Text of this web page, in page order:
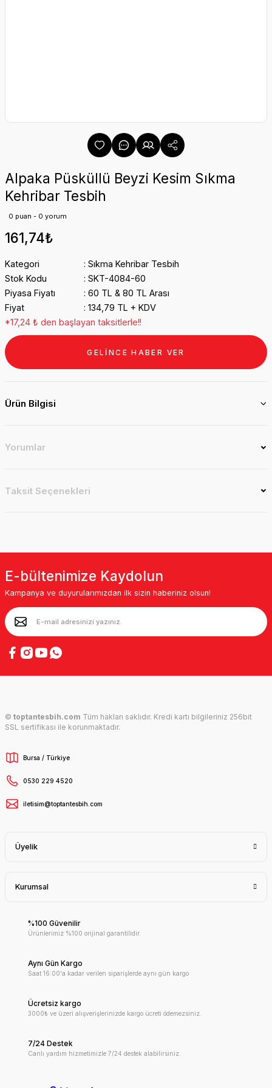
Alpaka Püsküllü Beyzi Kesim Sıkma
Kehribar Tesbih
0 puan - 0 yorum
161,74₺
Kategori
Sıkma Kehribar Tesbih
Stok Kodu
SKT-4084-60
Piyasa Fiyatı
60 TL & 80 TL Arası
Fiyat
134,79 TL + KDV
*17,24 ₺ den başlayan taksitlerle!!
GELİNCE HABER VER
Ürün Bilgisi
Yorumlar
Taksit Seçenekleri
E-bültenimize Kaydolun
Kampanya ve duyurularımızdan ilk sizin haberiniz olsun!
© toptantesbih.com Tüm hakları saklıdır. Kredi kartı bilgileriniz 256bit
SSL sertifikası ile korunmaktadır.
Bursa / Türkiye
0530 229 4520
iletisim@toptantesbih.com
Üyelik
Kurumsal
%100 Güvenilir
Ürünlerimiz %100 orijinal garantilidir.
Aynı Gün Kargo
Saat 16:00'a kadar verilen siparişlerde aynı gün kargo
Ücretsiz kargo
3000₺ ve üzeri alışverişlerinizde kargo ücreti ödemezsiniz.
7/24 Destek
Canlı yardım hizmetimizle 7/24 destek alabilirsiniz.